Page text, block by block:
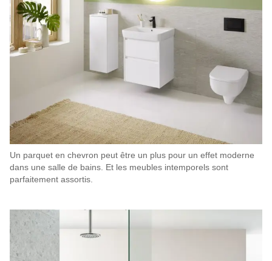
Un parquet en chevron peut être un plus pour un effet moderne
dans une salle de bains. Et les meubles intemporels sont
parfaitement assortis.